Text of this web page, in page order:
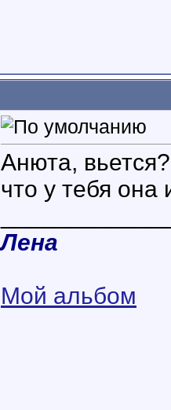
Анюта,
что у тебя
Лена
Мой альбом